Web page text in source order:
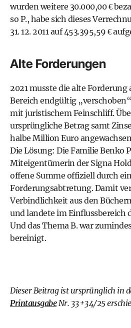
wurden weitere 30.000,00 €
so P., habe sich dieses
31. 12. 2011 auf 453.395,59 €
Alte Forderungen
2021 musste die alte Forderung
Bereich endgültig
mit juristischem Feinschliff.
ursprüngliche Betrag samt
halbe Million Euro
Die Lösung: Die Familie Benko
Miteigentümerin der Signa
offene Summe offiziell durch
Forderungsabtretung. Damit
Verbindlichkeit aus den
und landete im Einflussbereich
Und das Thema B. war
bereinigt.
Dieser Beitrag ist ursprünglich in
PrintausgabeNr. 33+34/25